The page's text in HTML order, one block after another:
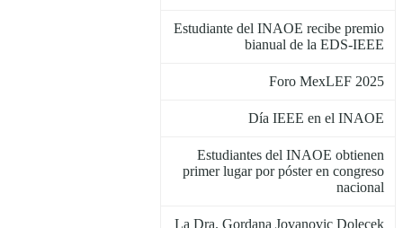
Estudiante del INAOE recibe premio
bianual de la EDS-IEEE
Foro MexLEF 2025
Día IEEE en el INAOE
Estudiantes del INAOE obtienen
primer lugar por póster en congreso
nacional
La Dra. Gordana Jovanovic Dolecek